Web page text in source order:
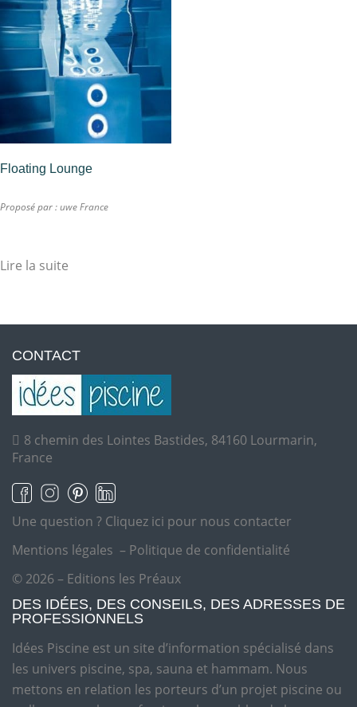
Floating Lounge
Proposé par :uwe France
Lire la suite
CONTACT
8 chemin des Lointes Bastides, 84160 Lourmarin,
France
Une question ? Cliquez ici pour nous contacter
Mentions légales – Politique de confidentialité
© 2026 – Editions les Préaux
DES IDÉES, DES CONSEILS, DES ADRESSES DE
PROFESSIONNELS
Idées Piscine est un site d’information spécialisé dans
les univers piscine, spa, sauna et hammam. Nous
mettons en relation les porteurs d’un projet piscine ou